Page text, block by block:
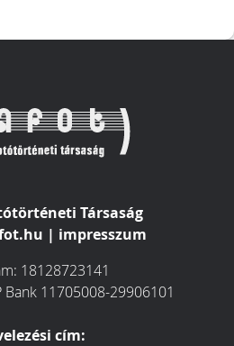
Társaság
| impresszum
18128723141
Bank 11705008-29906101
cím: